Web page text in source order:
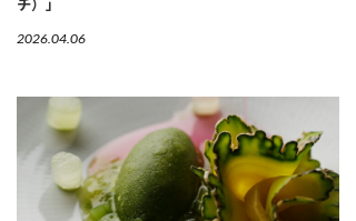
チ）」
2026.04.06